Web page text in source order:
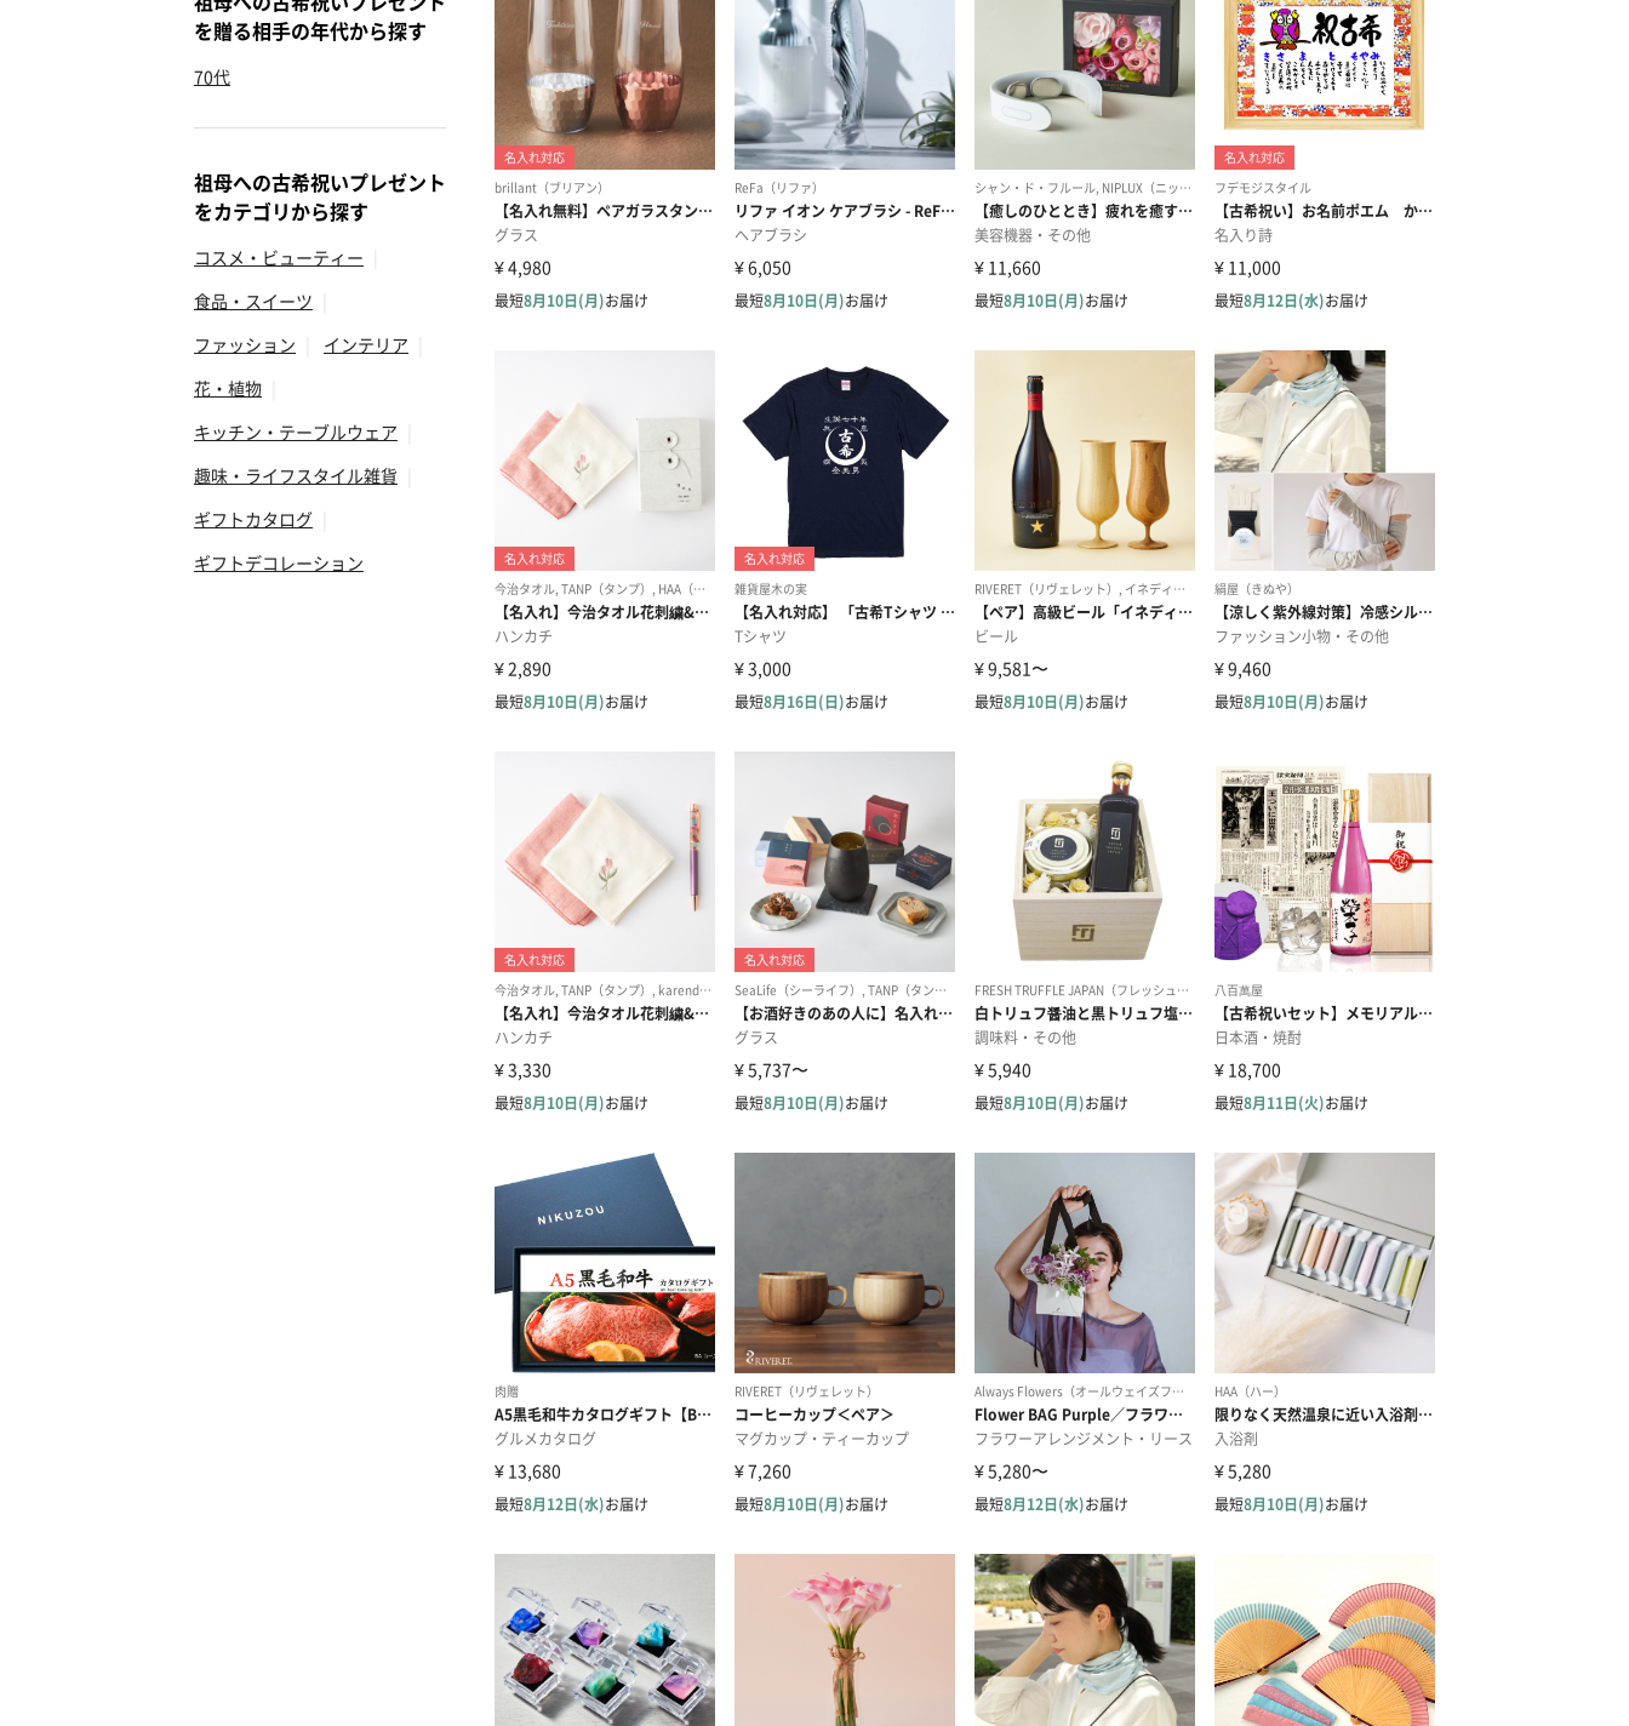
を贈る相手の年代から探す
70代
祖母への古希祝いプレゼント
をカテゴリから探す
コスメ・ビューティー
食品・スイーツ
ファッション
インテリア
花・植物
キッチン・テーブルウェア
趣味・ライフスタイル雑貨
ギフトカタログ
ギフトデコレーション